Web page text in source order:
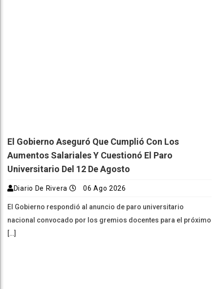
El Gobierno Aseguró Que Cumplió Con Los
Aumentos Salariales Y Cuestionó El Paro
Universitario Del 12 De Agosto
Diario De Rivera 06 Ago 2026
El Gobierno respondió al anuncio de paro universitario
nacional convocado por los gremios docentes para el próximo
[…]